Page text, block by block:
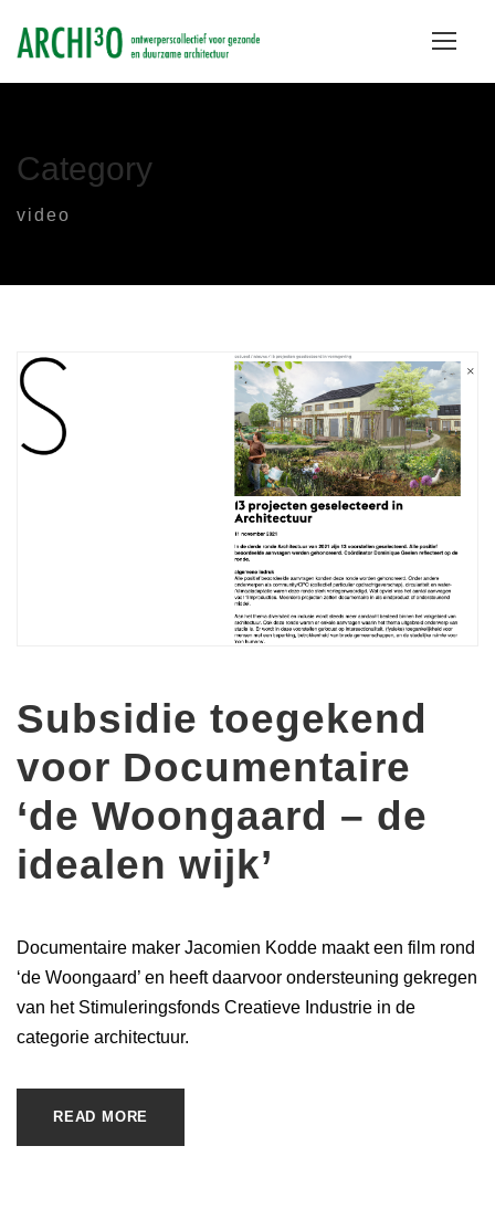
Category
video
Subsidie toegekend
voor Documentaire
‘de Woongaard – de
idealen wijk’
Documentaire maker Jacomien Kodde maakt een film rond
‘de Woongaard’ en heeft daarvoor ondersteuning gekregen
van het Stimuleringsfonds Creatieve Industrie in de
categorie architectuur.
READ MORE